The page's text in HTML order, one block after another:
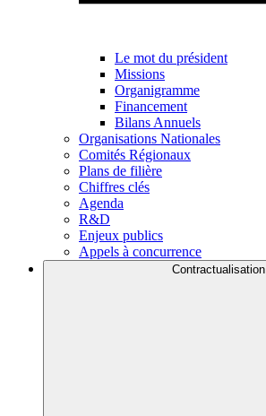
Le mot du président
Missions
Organigramme
Financement
Bilans Annuels
Organisations Nationales
Comités Régionaux
Plans de filière
Chiffres clés
Agenda
R&D
Enjeux publics
Appels à concurrence
Contractualisation